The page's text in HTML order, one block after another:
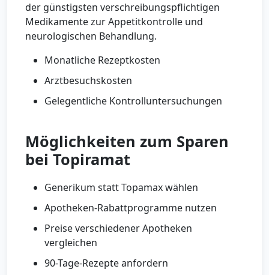
der günstigsten verschreibungspflichtigen
Medikamente zur Appetitkontrolle und
neurologischen Behandlung.
Monatliche Rezeptkosten
Arztbesuchskosten
Gelegentliche Kontrolluntersuchungen
Möglichkeiten zum Sparen
bei Topiramat
Generikum statt Topamax wählen
Apotheken-Rabattprogramme nutzen
Preise verschiedener Apotheken
vergleichen
90-Tage-Rezepte anfordern